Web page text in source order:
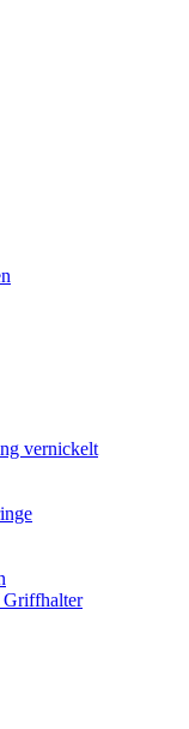
vernickelt
Griffhalter